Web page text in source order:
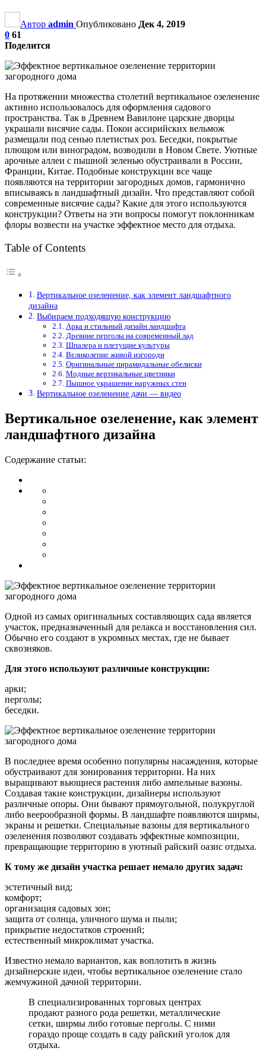
Автор admin Опубликовано Дек 4, 2019
0 61
Поделится
На протяжении множества столетий вертикальное озеленение
активно использовалось для оформления садового
пространства. Так в Древнем Вавилоне царские дворцы
украшали висячие сады. Покои ассирийских вельмож
размещали под сенью плетистых роз. Беседки, покрытые
плющом или виноградом, возводили в Новом Свете. Уютные
арочные аллеи с пышной зеленью обустраивали в России,
Франции, Китае. Подобные конструкции все чаще
появляются на территории загородных домов, гармонично
вписываясь в ландшафтный дизайн. Что представляют собой
современные висячие сады? Какие для этого используются
конструкции? Ответы на эти вопросы помогут поклонникам
флоры возвести на участке эффектное место для отдыха.
Table of Contents
Вертикальное озеленение, как элемент ландшафтного
дизайна
Выбираем подходящую конструкцию
Арка и стильный дизайн ландшафта
Древние перголы на современный лад
Шпалера и плетущие культуры
Великолепие живой изгороди
Оригинальные пирамидальные обелиски
Модные вертикальные цветники
Пышное украшение наружных стен
Вертикальное озеленение дачи — видео
Вертикальное озеленение, как элемент
ландшафтного дизайна
Содержание статьи:
Одной из самых оригинальных составляющих сада является
участок, предназначенный для релакса и восстановления сил.
Обычно его создают в укромных местах, где не бывает
сквозняков.
Для этого используют различные конструкции:
арки;
перголы;
беседки.
В последнее время особенно популярны насаждения, которые
обустраивают для зонирования территории. На них
выращивают вьющиеся растения либо ампельные вазоны.
Создавая такие конструкции, дизайнеры используют
различные опоры. Они бывают прямоугольной, полукруглой
либо веерообразной формы. В ландшафте появляются ширмы,
экраны и решетки. Специальные вазоны для вертикального
озеленения позволяют создавать эффектные композиции,
превращающие территорию в уютный райский оазис отдыха.
К тому же дизайн участка решает немало других задач:
эстетичный вид;
комфорт;
организация садовых зон;
защита от солнца, уличного шума и пыли;
прикрытие недостатков строений;
естественный микроклимат участка.
Известно немало вариантов, как воплотить в жизнь
дизайнерские идеи, чтобы вертикальное озеленение стало
жемчужиной дачной территории.
В специализированных торговых центрах
продают разного рода решетки, металлические
сетки, ширмы либо готовые перголы. С ними
гораздо проще создать в саду райский уголок для
отдыха.